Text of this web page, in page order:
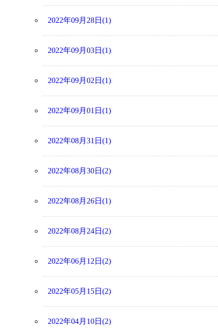
2022年09月28日(1)
2022年09月03日(1)
2022年09月02日(1)
2022年09月01日(1)
2022年08月31日(1)
2022年08月30日(2)
2022年08月26日(1)
2022年08月24日(2)
2022年06月12日(2)
2022年05月15日(2)
2022年04月10日(2)